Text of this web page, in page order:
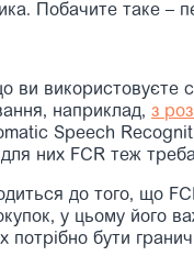
Побачите таке –
ви використовуєте
наприклад, з
Speech
них FCR теж
до того, що
у цьому його
потрібно бути